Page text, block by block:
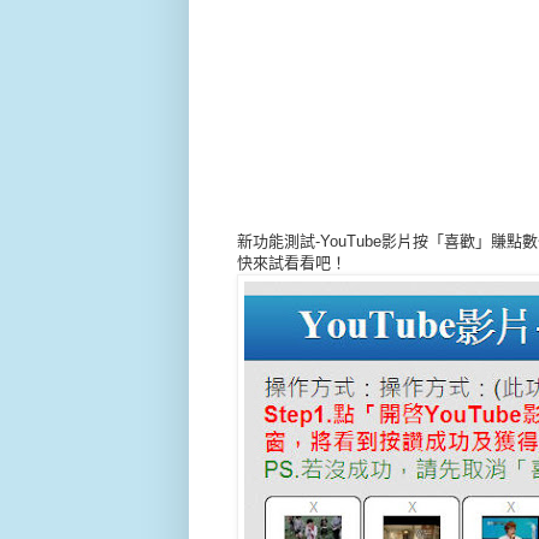
新功能測試-YouTube影片按「喜歡」賺點
快來試看看吧！